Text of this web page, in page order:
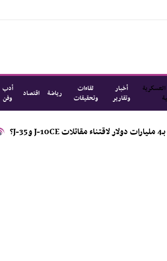
أخبار
وتقارير
لقاءات
وتحقيقات
رياضة اقتصاد
أدب
وفن